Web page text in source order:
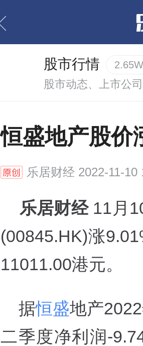
股市行情
股市动态、上市公
恒盛地产股价
乐居财经 2022-11-10
乐居财经11月
(00845.HK)涨
11011.00港元。
据恒盛地产
二季度净利润-